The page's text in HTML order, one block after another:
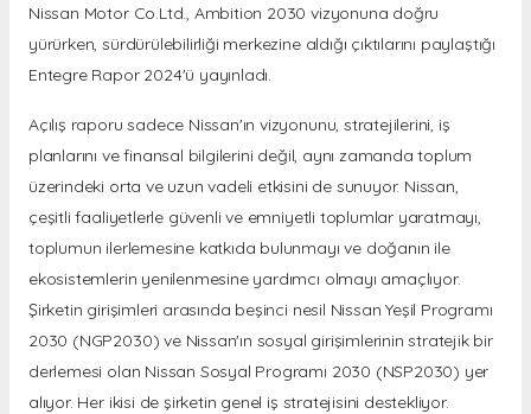
Nissan Motor Co.Ltd., Ambition 2030 vizyonuna doğru
yürürken, sürdürülebilirliği merkezine aldığı çıktılarını paylaştığı
Entegre Rapor 2024'ü yayınladı.
Açılış raporu sadece Nissan'ın vizyonunu, stratejilerini, iş
planlarını ve finansal bilgilerini değil, aynı zamanda toplum
üzerindeki orta ve uzun vadeli etkisini de sunuyor. Nissan,
çeşitli faaliyetlerle güvenli ve emniyetli toplumlar yaratmayı,
toplumun ilerlemesine katkıda bulunmayı ve doğanın ile
ekosistemlerin yenilenmesine yardımcı olmayı amaçlıyor.
Şirketin girişimleri arasında beşinci nesil Nissan Yeşil Programı
2030 (NGP2030) ve Nissan'ın sosyal girişimlerinin stratejik bir
derlemesi olan Nissan Sosyal Programı 2030 (NSP2030) yer
alıyor. Her ikisi de şirketin genel iş stratejisini destekliyor.